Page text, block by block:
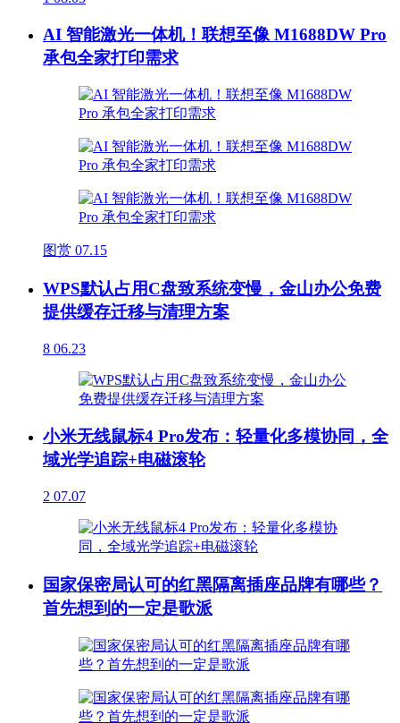
AI 智能激光一体机！联想至像 M1688DW Pro
承包全家打印需求
图赏 07.15
WPS默认占用C盘致系统变慢，金山办公免费
提供缓存迁移与清理方案
8 06.23
小米无线鼠标4 Pro发布：轻量化多模协同，全
域光学追踪+电磁滚轮
2 07.07
国家保密局认可的红黑隔离插座品牌有哪些？
首先想到的一定是歌派